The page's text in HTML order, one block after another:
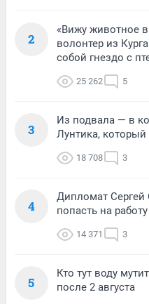
2
«Вижу животное
волонтер из
собой гнездо с
25 262 5
3
Из подвала — в
Лунтика,
18 708 3
4
Дипломат Сергей
попасть на
14 371 3
5
Кто тут воду
после 2 августа